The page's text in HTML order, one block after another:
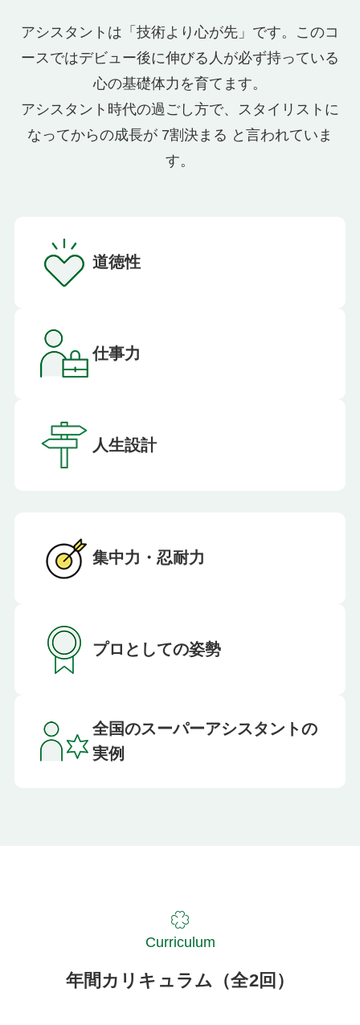
アシスタントは「技術より心が先」です。このコ
ースではデビュー後に伸びる人が必ず持っている
心の基礎体力を育てます。
アシスタント時代の過ごし方で、スタイリストに
なってからの成長が 7割決まる と言われていま
す。
道徳性
仕事力
人生設計
集中力・忍耐力
プロとしての姿勢
全国のスーパーアシスタントの
実例
Curriculum
年間カリキュラム（全2回）